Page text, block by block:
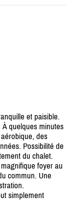
et paisible.
quelques minutes
des
Possibilité de
du chalet.
foyer au
commun. Une
simplement